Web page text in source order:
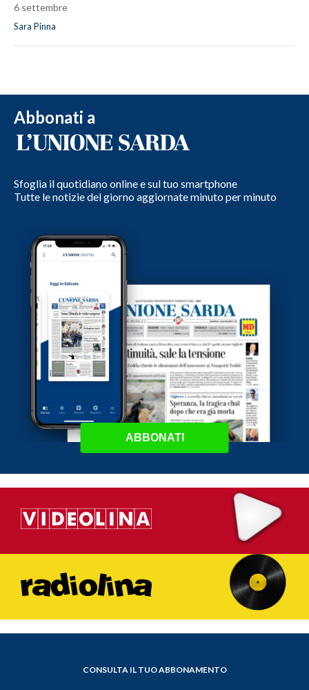
6 settembre
Sara Pinna
Abbonati a
Sfoglia il quotidiano online e sul tuo smartphone
Tutte le notizie del giorno aggiornate minuto per minuto
ABBONATI
CONSULTA IL TUO ABBONAMENTO